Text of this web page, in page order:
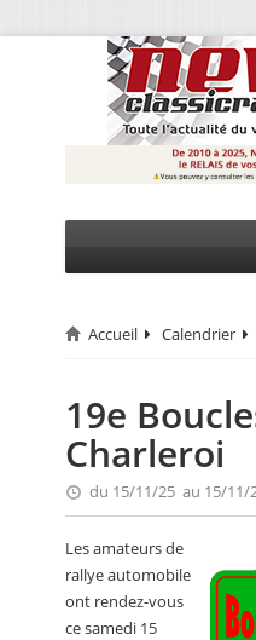
CIRCUIT
RALLYE
MONTAGNE
EVÈNEMENTS
CALENDRIER
FOCUS
Accueil Calendrier
19e
Charleroi
du 15/11/25 au 15/11/
Les amateurs de
rallye automobile
ont rendez-vous
ce samedi 15